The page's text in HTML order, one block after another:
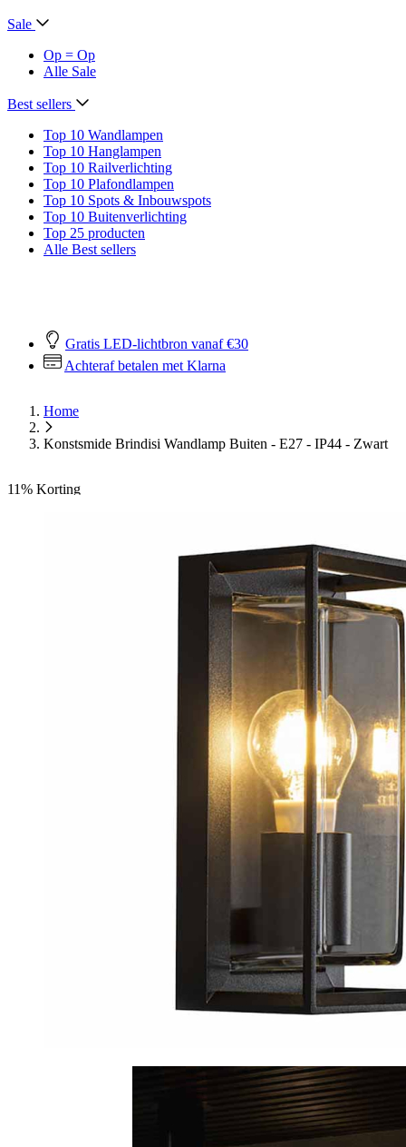
Sale
Op = Op
Alle Sale
Best sellers
Top 10 Wandlampen
Top 10 Hanglampen
Top 10 Railverlichting
Top 10 Plafondlampen
Top 10 Spots & Inbouwspots
Top 10 Buitenverlichting
Top 25 producten
Alle Best sellers
Gratis LED-lichtbron vanaf €30
Achteraf betalen met Klarna
Home
Konstsmide Brindisi Wandlamp Buiten - E27 - IP44 - Zwart
11% Korting